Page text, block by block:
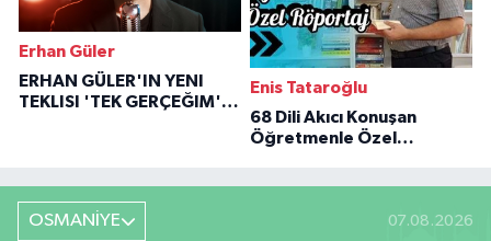
Erhan Güler
ERHAN GÜLER'IN YENI
TEKLISI 'TEK GERÇEĞIM'LE
Enis Tataroğlu
68 Dili Akıcı Konuşan
Öğretmenle Özel
OSMANİYE 07.08.2026